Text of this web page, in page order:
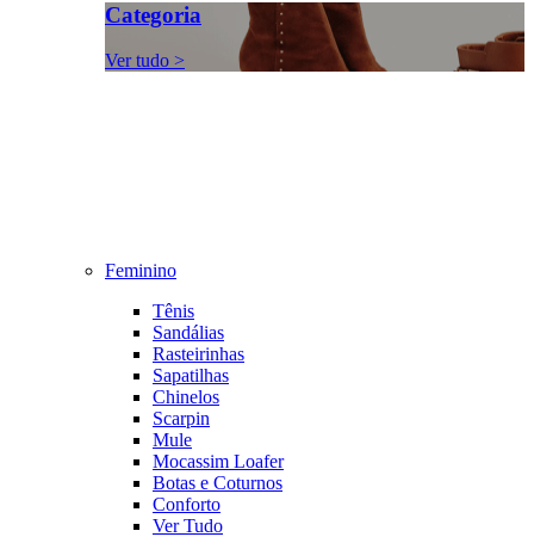
Categoria
Ver tudo >
Feminino
Tênis
Sandálias
Rasteirinhas
Sapatilhas
Chinelos
Scarpin
Mule
Mocassim Loafer
Botas e Coturnos
Conforto
Ver Tudo